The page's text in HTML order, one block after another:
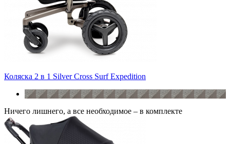
Коляска 2 в 1 Silver Cross Surf Expedition
Ничего лишнего, а все необходимое – в комплекте